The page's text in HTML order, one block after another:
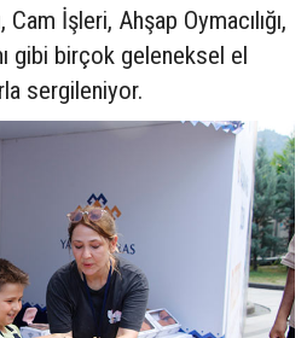
Cam İşleri, Ahşap Oymacılığı,
gibi birçok geleneksel el
sergileniyor.